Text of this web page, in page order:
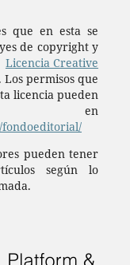
que en esta se
de copyright y
Licencia Creative
. Los permisos que
licencia pueden
en
fondoeditorial/
pueden tener
según lo